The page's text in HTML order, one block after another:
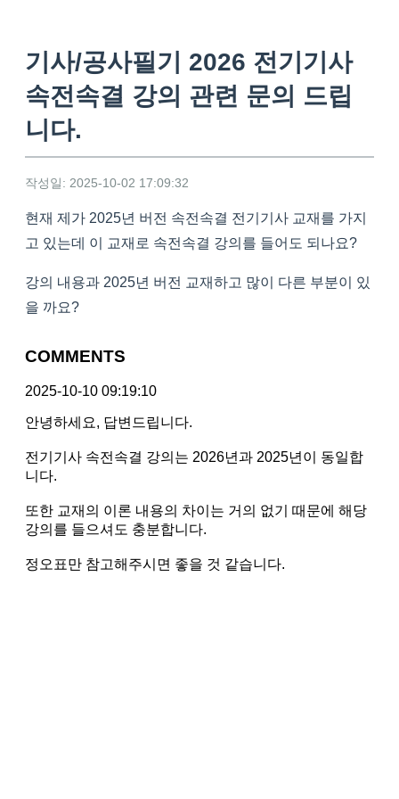
기사/공사필기 2026 전기기사
속전속결 강의 관련 문의 드립
니다.
작성일: 2025-10-02 17:09:32
현재 제가 2025년 버전 속전속결 전기기사 교재를 가지
고 있는데 이 교재로 속전속결 강의를 들어도 되나요?
강의 내용과 2025년 버전 교재하고 많이 다른 부분이 있
을 까요?
COMMENTS
2025-10-10 09:19:10
안녕하세요, 답변드립니다.
전기기사 속전속결 강의는 2026년과 2025년이 동일합
니다.
또한 교재의 이론 내용의 차이는 거의 없기 때문에 해당
강의를 들으셔도 충분합니다.
정오표만 참고해주시면 좋을 것 같습니다.